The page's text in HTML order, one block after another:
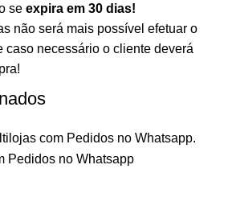
se expira em 30 dias!
não será mais possível efetuar o
caso necessário o cliente deverá